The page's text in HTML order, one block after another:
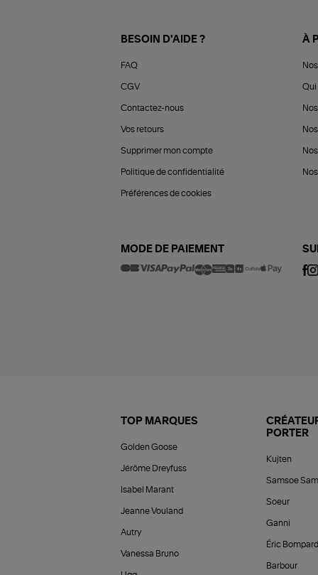
BESOIN D'AIDE ?
FAQ
CGV
Contactez-nous
Vos retours
Supprimer mon compte
Politique de confidentialité
Préférences de cookies
À
Qui
MODE DE PAIEMENT
TOP MARQUES
Golden Goose
Jérôme Dreyfuss
Isabel Marant
Jeanne Vouland
Autry
Vanessa Bruno
PORTER
Kujten
Samsoe
Soeur
Ganni
Éric Bompard
Barbour